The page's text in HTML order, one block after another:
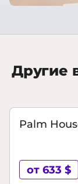
Другие
Palm
от 633 $